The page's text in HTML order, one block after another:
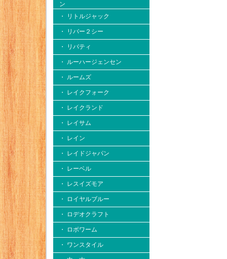
ン
・ リトルジャック
・ リバー２シー
・ リバティ
・ ルーハージェンセン
・ ルームズ
・ レイクフォーク
・ レイクランド
・ レイサム
・ レイン
・ レイドジャパン
・ レーベル
・ レスイズモア
・ ロイヤルブルー
・ ロデオクラフト
・ ロボワーム
・ ワンスタイル